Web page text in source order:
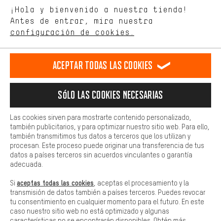
Idioma"
español
ES english
EN Deutsch
DE
RESCINDIR EL CONTRATO Comunidad de Aquisgrán Programa de afiliados
Aviso Legal Protección de datos Condiciones Generales
Plataforma de reportes Reciclaje de baterias
Configuración de las cookies Ajusta el contraste
Todos los precios indicados son en euros e sin MwSt, más
gastos de envío aEstados Unidos.
¡Hola y bienvenido a nuestra tienda!
Antes de entrar, mira nuestra
configuración de cookies.
tienda. Con las cookies de rendimiento, puedes influir en la mejora
de nuestro sitio web y nuestra oferta de la tienda con tu
comportamiento de compra.
Más confort
cookies de comodidad, creamos enlaces a plataformas de redes
sociales. Esto nos permite proporcionarle más contenido e
adicionales que le ayudarán a encontrar los productos adecuados.
preguntas de forma rápida y sencilla.
Básica
Las cookies básicas aseguran que puedas usar nuestro sitio web.
Aceptar todas las cookies
Sólo las cookies necesarias
Las cookies sirven para mostrarte contenido personalizado,
también publicitarios, y para optimizar nuestro sitio web. Para ello,
también transmitimos tus datos a terceros que los utilizan y
procesan. Este proceso puede originar una transferencia de tus
datos a países terceros sin acuerdos vinculantes o garantía
adecuada.
Si aceptas todas las cookies , aceptas el procesamiento y la
transmisión de datos también a países terceros. Puedes revocar
tu consentimiento en cualquier momento para el futuro. En este
caso nuestro sitio web no está optimizado y algunas